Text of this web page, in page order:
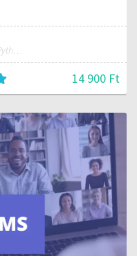
MS Excel/Visual Basic/Power BI/Python adatelemzési szakértő
14 900 Ft